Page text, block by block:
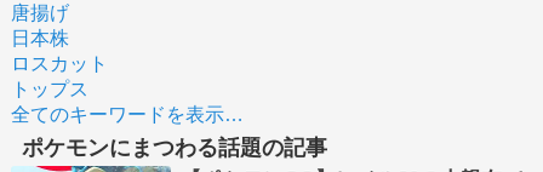
唐揚げ
日本株
ロスカット
トップス
全てのキーワードを表示…
ポケモンにまつわる話題の記事